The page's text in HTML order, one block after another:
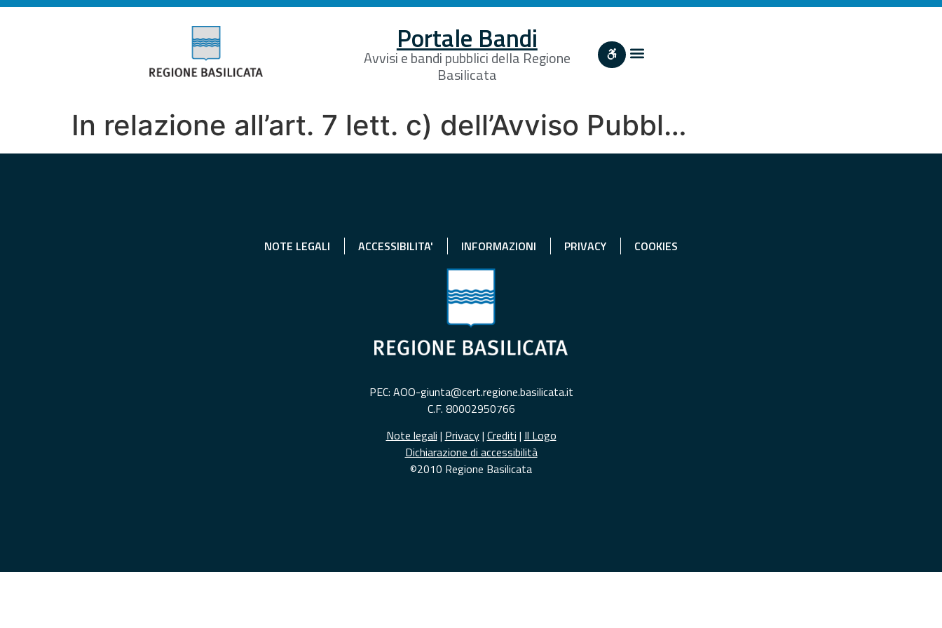
Portale Bandi
Avvisi e bandi pubblici della Regione
Basilicata
In relazione all’art. 7 lett. c) dell’Avviso Pubbl…
NOTE LEGALI ACCESSIBILITA' INFORMAZIONI PRIVACY COOKIES
PEC: AOO-giunta@cert.regione.basilicata.it
C.F. 80002950766
Note legali | Privacy| Crediti | Il Logo
Dichiarazione di accessibilità
©2010 Regione Basilicata